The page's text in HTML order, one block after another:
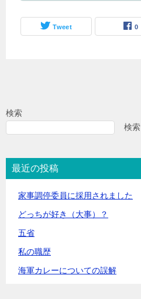
Tweet 0
検索
検索
最近の投稿
家事調停委員に採用されました
どっちが好き（大事）？
五省
私の職歴
海軍カレーについての誤解